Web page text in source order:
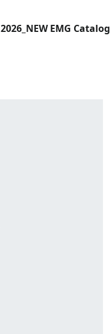
2026_NEW EMG Catalog